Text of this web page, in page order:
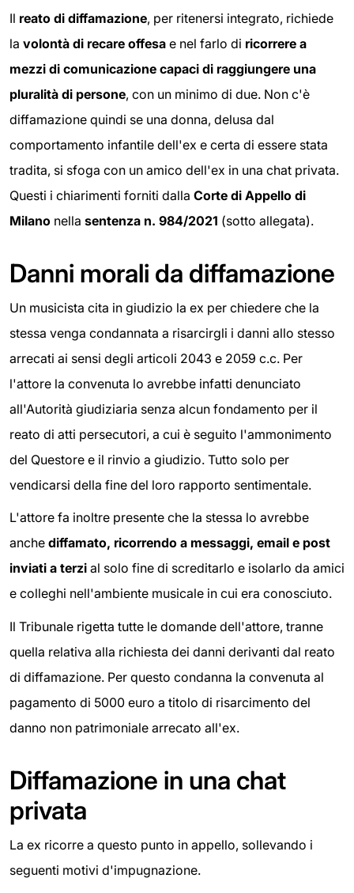
Il reato di diffamazione, per ritenersi integrato, richiede
la volontà di recare offesa e nel farlo di ricorrere a
mezzi di comunicazione capaci di raggiungere una
pluralità di persone, con un minimo di due. Non c'è
diffamazione quindi se una donna, delusa dal
comportamento infantile dell'ex e certa di essere stata
tradita, si sfoga con un amico dell'ex in una chat privata.
Questi i chiarimenti forniti dalla Corte di Appello di
Milano nella sentenza n. 984/2021 (sotto allegata).
Danni morali da diffamazione
Un musicista cita in giudizio la ex per chiedere che la
stessa venga condannata a risarcirgli i danni allo stesso
arrecati ai sensi degli articoli 2043 e 2059 c.c. Per
l'attore la convenuta lo avrebbe infatti denunciato
all'Autorità giudiziaria senza alcun fondamento per il
reato di atti persecutori, a cui è seguito l'ammonimento
del Questore e il rinvio a giudizio. Tutto solo per
vendicarsi della fine del loro rapporto sentimentale.
L'attore fa inoltre presente che la stessa lo avrebbe
anche diffamato, ricorrendo a messaggi, email e post
inviati a terzi al solo fine di screditarlo e isolarlo da amici
e colleghi nell'ambiente musicale in cui era conosciuto.
Il Tribunale rigetta tutte le domande dell'attore, tranne
quella relativa alla richiesta dei danni derivanti dal reato
di diffamazione. Per questo condanna la convenuta al
pagamento di 5000 euro a titolo di risarcimento del
danno non patrimoniale arrecato all'ex.
Diffamazione in una chat
privata
La ex ricorre a questo punto in appello, sollevando i
seguenti motivi d'impugnazione.